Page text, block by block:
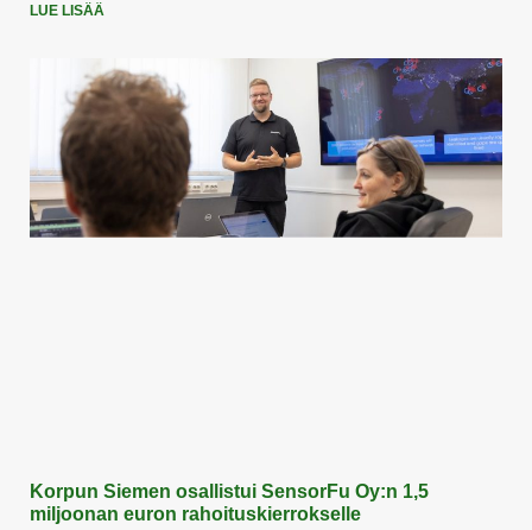
LUE LISÄÄ
Korpun Siemen osallistui SensorFu Oy:n 1,5
miljoonan euron rahoituskierrokselle